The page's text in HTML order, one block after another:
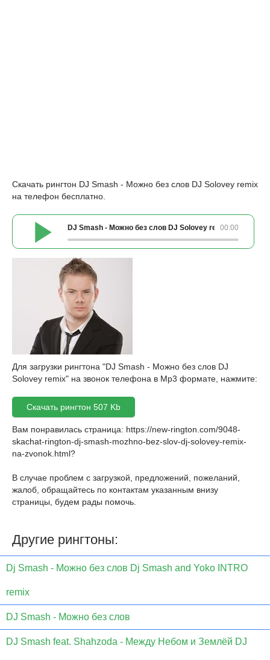
Скачать рингтон DJ Smash - Можно без слов DJ Solovey remix
на телефон бесплатно.
00:00
DJ Smash - Можно без слов DJ Solovey remix
Для загрузки рингтона "DJ Smash - Можно без слов DJ
Solovey remix" на звонок телефона в Mp3 формате, нажмите:
Скачать рингтон 507 Kb
Вам понравилась страница: https://new-rington.com/9048-
skachat-rington-dj-smash-mozhno-bez-slov-dj-solovey-remix-
na-zvonok.html?
В случае проблем с загрузкой, предложений, пожеланий,
жалоб, обращайтесь по контактам указанным внизу
страницы, будем рады помочь.
Другие рингтоны:
Dj Smash - Можно без слов Dj Smash and Yoko INTRO
remix
DJ Smash - Можно без слов
DJ Smash feat. Shahzoda - Между Небом и Землёй DJ